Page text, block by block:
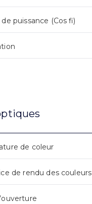
puissance (Cos fi)
de coleur
de rendu des couleurs